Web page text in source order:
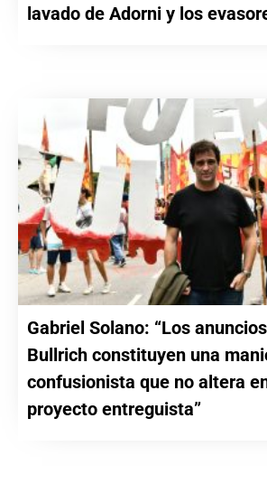
lavado de Adorni y los
Gabriel Solano: “Los
Bullrich constituyen una
confusionista que no altera
proyecto entreguista”